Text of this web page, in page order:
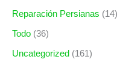
Reparación Persianas (14)
Todo (36)
Uncategorized (161)